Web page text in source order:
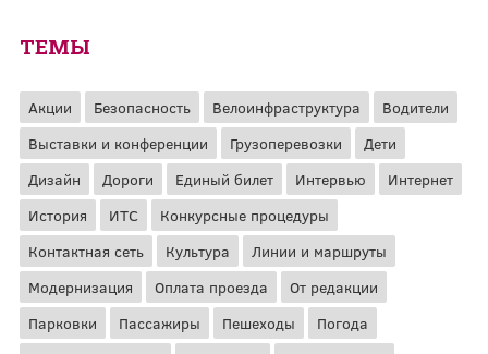
ТЕМЫ
Акции Безопасность Велоинфраструктура
Водители
Выставки и конференции
Грузоперевозки
Дети
Дизайн
Дороги Единый билет Интервью
Интернет
История
ИТС
Конкурсные процедуры
Контактная сеть
Культура
Линии и маршруты
Модернизация
Оплата проезда
От редакции
Парковки
Пассажиры Пешеходы
Погода